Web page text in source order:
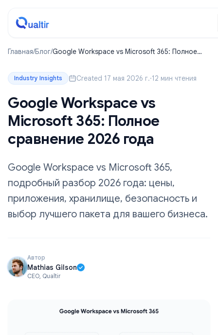
Главная/Блог/Google Workspace vs Microsoft 365: Полное
Industry Insights Created 17 мая 2026 г.·12 мин чтения
Google Workspace vs
Microsoft 365: Полное
сравнение 2026 года
Google Workspace vs Microsoft 365,
подробный разбор 2026 года: цены,
приложения, хранилище, безопасность и
выбор лучшего пакета для вашего бизнеса.
Автор
Mathias Gilson
CEO, Qualtir